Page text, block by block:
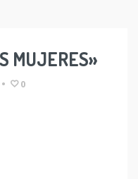
MUJERES»
• 0